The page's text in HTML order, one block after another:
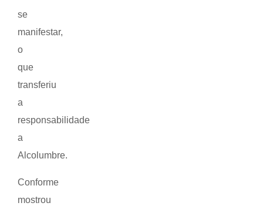
se
manifestar,
o
que
transferiu
a
responsabilidade
a
Alcolumbre.
Conforme
mostrou